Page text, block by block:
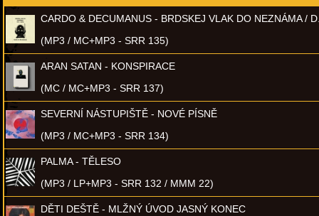
CARDO & DECUMANUS - BRDSKEJ VLAK DO NEZNÁMA /
(MP3 / MC+MP3 - SRR 135)
ARAN SATAN - KONSPIRACE
(MC / MC+MP3 - SRR 137)
SEVERNÍ NÁSTUPIŠTĚ - NOVÉ PÍSNĚ
(MP3 / MC+MP3 - SRR 134)
PALMA - TĚLESO
(MP3 / LP+MP3 - SRR 132 / MMM 22)
DĚTI DEŠTĚ - MLŽNÝ ÚVOD JASNÝ KONEC